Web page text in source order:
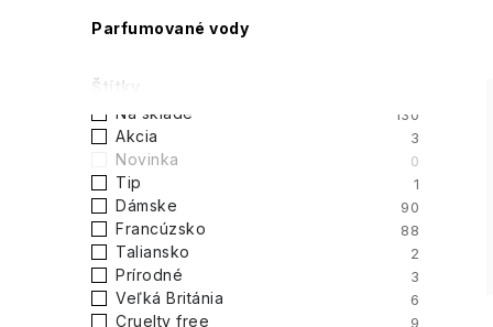
B
o
č
n
ý
p
a
Parfumované vody
Štítky
Na sklade
130
Akcia 3
Novinka 0
Tip 1
Dámske 90
Francúzsko 88
Taliansko 2
Prírodné 3
Veľká Británia 6
Cruelty free 9